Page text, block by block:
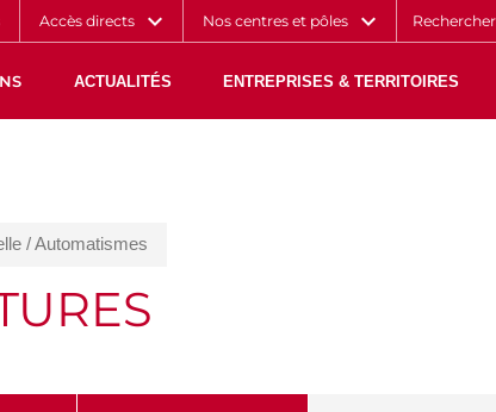
Aller
Navigation
Accès
Connexion
Accès directs Nos centres et pôles
ACTUALITÉS ENTREPRISES & TERRITOIRES
/ Automatismes